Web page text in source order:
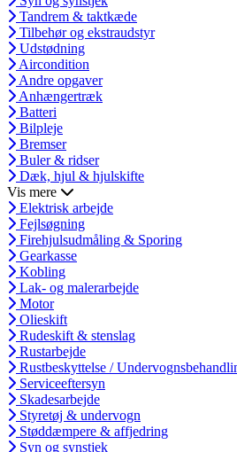
Tandrem & taktkæde
Tilbehør og ekstraudstyr
Udstødning
Aircondition
Andre opgaver
Anhængertræk
Batteri
Bilpleje
Bremser
Buler & ridser
Dæk, hjul & hjulskifte
Vis mere
Elektrisk arbejde
Fejlsøgning
Firehjulsudmåling & Sporing
Gearkasse
Kobling
Lak- og malerarbejde
Motor
Olieskift
Rudeskift & stenslag
Rustarbejde
Rustbeskyttelse /
Serviceeftersyn
Skadesarbejde
Styretøj & undervogn
Støddæmpere & affjedring
Syn og synstjek